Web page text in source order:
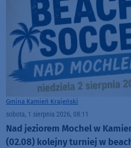
Gmina Kamień Krajeński
sobota, 1 sierpnia 2026, 08:11
Nad jeziorem Mochel w
(02.08) kolejny turniej w